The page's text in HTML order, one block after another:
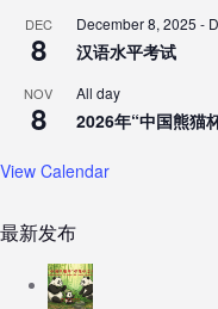
DEC
8
December 8, 2025 -
汉语水平考试
NOV
8
All day
2026年“中国熊猫
View Calendar
最新发布